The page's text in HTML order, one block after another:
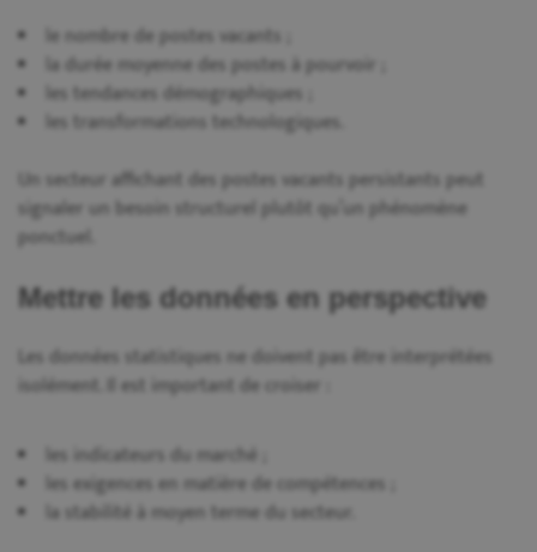
le nombre de postes vacants ;
la durée moyenne des postes à pourvoir ;
les tendances démographiques ;
les transformations technologiques.
Un secteur affichant des postes vacants persistants peut
signaler un besoin structurel plutôt qu’un phénomène
ponctuel.
Mettre les données en perspective
Les données statistiques ne doivent pas être interprétées
isolément. Il est important de croiser :
les indicateurs du marché ;
les exigences en matière de compétences ;
la stabilité à moyen terme du secteur.